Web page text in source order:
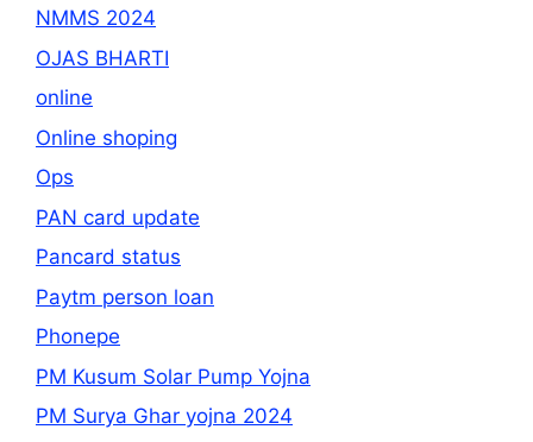
NMMS 2024
OJAS BHARTI
online
Online shoping
Ops
PAN card update
Pancard status
Paytm person loan
Phonepe
PM Kusum Solar Pump Yojna
PM Surya Ghar yojna 2024